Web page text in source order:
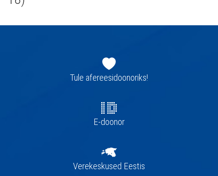
navigatsioonTule afereesidoonoriks!
E-doonor
Verekeskused Eestis